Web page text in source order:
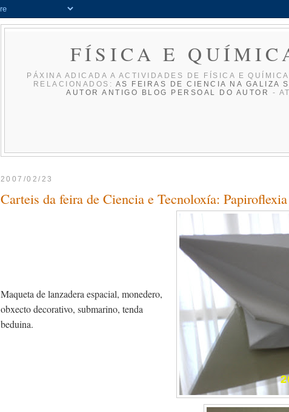
FÍSICA E
PÁXINA ADICADA A ACTIVIDADES DE FÍ­SICA E
RELACIONADOS: AS FEIRAS DE CIENCIA NA GALIZA
AUTOR ANTIGO BLOG PERSOAL DO AUTOR -
2007/02/23
Carteis da feira de Ciencia e Tecnoloxía:
Maqueta de lanzadera espacial, monedero,
obxecto decorativo, submarino, tenda
beduina.